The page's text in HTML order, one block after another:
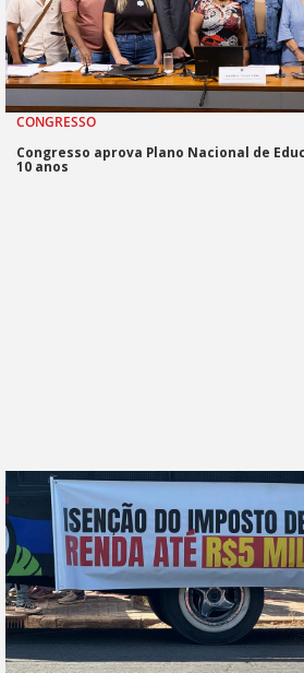
CONGRESSO
Congresso aprova Plano Nacional de
10 anos